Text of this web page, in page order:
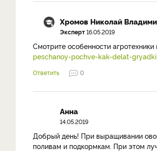
Хромов Николай
Эксперт16.05.2019
Смотрите особенности
peschanoy-pochve-kak-delat-
Ответить 0
Анна
14.05.2019
Добрый день! При выращивании
поливам и подкормкам. При этом